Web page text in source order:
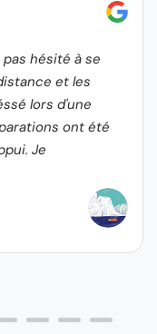
hésité à se
et les
lors d'une
ont été
Je